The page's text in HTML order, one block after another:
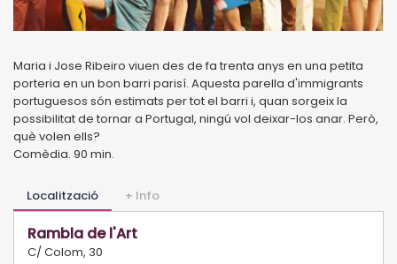
Maria i Jose Ribeiro viuen des de fa trenta anys en una petita
porteria en un bon barri parisí. Aquesta parella d'immigrants
portuguesos són estimats per tot el barri i, quan sorgeix la
possibilitat de tornar a Portugal, ningú vol deixar-los anar. Però,
què volen ells?
Comèdia. 90 min.
Localització + Info
Rambla de l'Art
C/ Colom, 30